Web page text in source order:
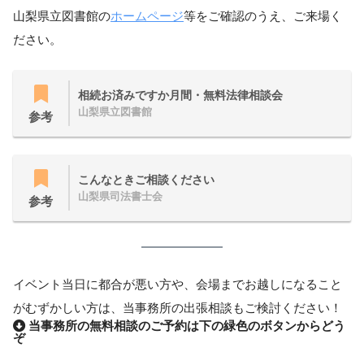
山梨県立図書館のホームページ等をご確認のうえ、ご来場く
ださい。
参考
相続お済みですか月間・無料法律相談会
山梨県立図書館
参考
こんなときご相談ください
山梨県司法書士会
イベント当日に都合が悪い方や、会場までお越しになること
がむずかしい方は、当事務所の出張相談もご検討ください！
当事務所の無料相談のご予約は下の緑色のボタンからどう
ぞ